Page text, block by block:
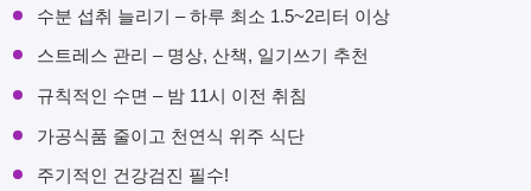
수분 섭취 늘리기 – 하루 최소 1.5~2리터 이상
스트레스 관리 – 명상, 산책, 일기쓰기 추천
규칙적인 수면 – 밤 11시 이전 취침
가공식품 줄이고 천연식 위주 식단
주기적인 건강검진 필수!